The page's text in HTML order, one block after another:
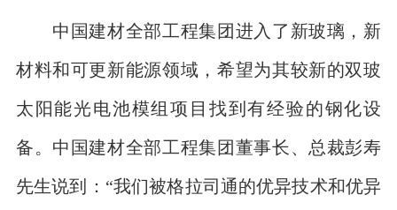
中国建材全部工程集团进入了新玻璃，新
材料和可更新能源领域，希望为其较新的双玻
太阳能光电池模组项目找到有经验的钢化设
备。中国建材全部工程集团董事长、总裁彭寿
先生说到：“我们被格拉司通的优异技术和优异